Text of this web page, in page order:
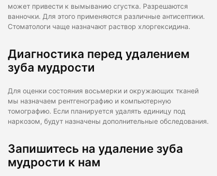
может привести к вымыванию сгустка. Разрешаются
ванночки. Для этого применяются различные антисептики.
Стоматологи чаще назначают раствор хлоргексидина.
Диагностика перед удалением
зуба мудрости
Для оценки состояния восьмерки и окружающих тканей
мы назначаем рентгенографию и компьютерную
томографию. Если планируется удалять единицу под
наркозом, будут назначены дополнительные обследования.
Запишитесь на удаление зуба
мудрости к нам